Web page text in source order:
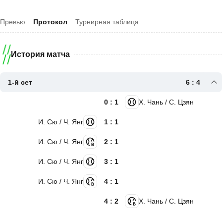
Превью Протокол Турнирная таблица
История матча
1-й сет 6 : 4
Х. Чань / С. Цзян
0 : 1
И. Сю / Ч. Янг 1 : 1
И. Сю / Ч. Янг 2 : 1
И. Сю / Ч. Янг 3 : 1
И. Сю / Ч. Янг 4 : 1
Х. Чань / С. Цзян
4 : 2